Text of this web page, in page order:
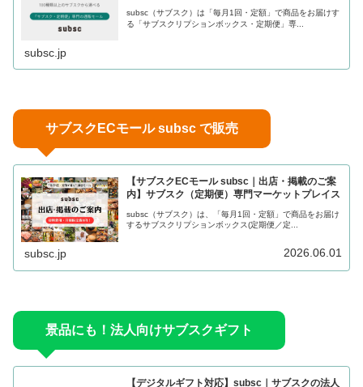
subsc（サブスク）は「毎月1回・定額」で商品をお届けす
る「サブスクリプションボックス・定期便」専...
subsc.jp
サブスクECモール subsc で販売
【サブスクECモール subsc｜出店・掲載のご案
内】サブスク（定期便）専門マーケットプレイス
subsc（サブスク）は、「毎月1回・定額」で商品をお届け
するサブスクリプションボックス(定期便／定...
subsc.jp 2026.06.01
景品にも！法人向けサブスクギフト
【デジタルギフト対応】subsc｜サブスクの法人